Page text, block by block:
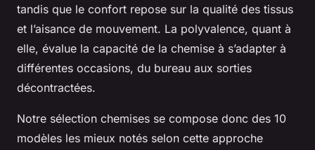
tandis que le confort repose sur la qualité des tissus
et l’aisance de mouvement. La polyvalence, quant à
elle, évalue la capacité de la chemise à s’adapter à
différentes occasions, du bureau aux sorties
décontractées.
Notre sélection chemises se compose donc des 10
modèles les mieux notés selon cette approche